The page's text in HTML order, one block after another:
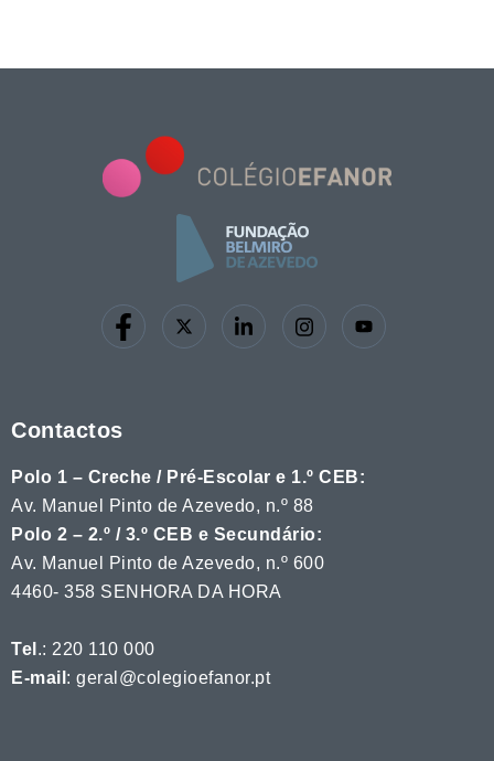
Contactos
Polo 1 – Creche / Pré-Escolar e 1.º CEB:
Av. Manuel Pinto de Azevedo, n.º 88
Polo 2 – 2.º / 3.º CEB e Secundário:
Av. Manuel Pinto de Azevedo, n.º 600
4460- 358 SENHORA DA HORA
Tel .: 220 110 000
E-mail : geral@colegioefanor.pt